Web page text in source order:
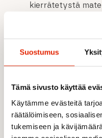
Suostumus
Tämä sivusto käyttää
Käytämme evästeitä
räätälöimiseen,
tukemiseen ja
kierrätetystä
kangas polvissa
kangas takana ja
PFC-vapaa
Vetoketjut
pukeutumiseen
Osittain
viiman tunteen
Erinomainen